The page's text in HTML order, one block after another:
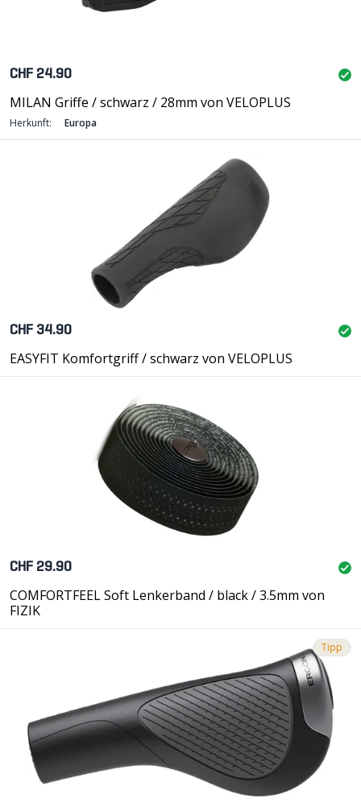
CHF 24.90
MILAN Griffe / schwarz / 28mm von VELOPLUS
Herkunft: Europa
CHF 34.90
EASYFIT Komfortgriff / schwarz von VELOPLUS
CHF 29.90
COMFORTFEEL Soft Lenkerband / black / 3.5mm von
FIZIK
Tipp